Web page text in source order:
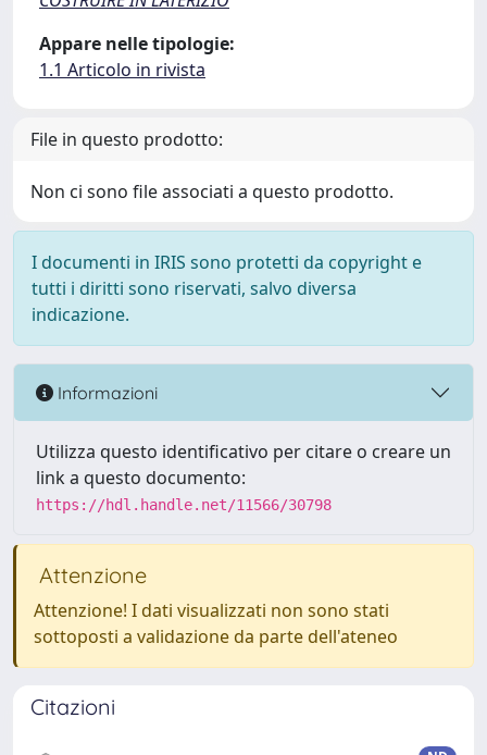
Appare nelle tipologie:
1.1 Articolo in rivista
File in questo prodotto:
Non ci sono file associati a questo prodotto.
I documenti in IRIS sono protetti da copyright e
tutti i diritti sono riservati, salvo diversa
indicazione.
Informazioni
Utilizza questo identificativo per citare o creare un
link a questo documento:
https://hdl.handle.net/11566/30798
Attenzione
Attenzione! I dati visualizzati non sono stati
sottoposti a validazione da parte dell'ateneo
Citazioni